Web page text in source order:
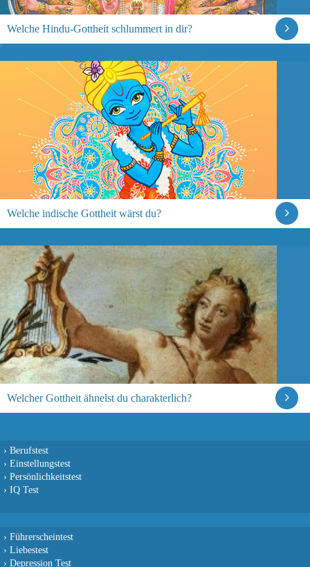
Welche Hindu-Gottheit schlummert in dir?
Welche indische Gottheit wärst du?
Welcher Gottheit ähnelst du charakterlich?
› Berufstest
› Einstellungstest
› Persönlichkeitstest
› IQ Test
› Führerscheintest
› Liebestest
› Depression Test